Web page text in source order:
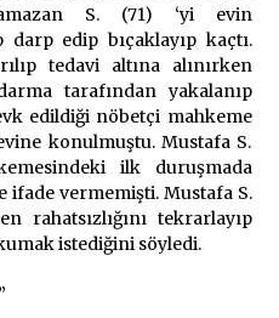
S. (71) ‘yi evin
edip bıçaklayıp kaçtı.
tedavi altına alınırken
tarafından yakalanıp
edildiği nöbetçi mahkeme
konulmuştu. Mustafa S.
ilk duruşmada
ifade vermemişti. Mustafa S.
rahatsızlığını tekrarlayıp
istediğini söyledi.